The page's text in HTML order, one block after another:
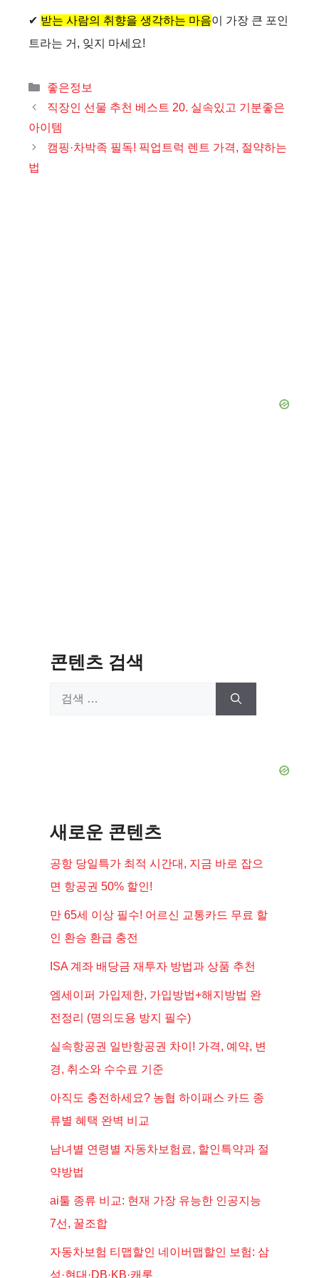
✔ 받는 사람의 취향을 생각하는 마음이 가장 큰 포인
트라는 거, 잊지 마세요!
카
테
리
좋은정보
직장인 선물 추천 베스트 20. 실속있고 기분좋은
아이템
캠핑·차박족 필독! 픽업트럭 렌트 가격, 절약하는
법
콘텐츠 검색
새로운 콘텐츠
공항 당일특가 최적 시간대, 지금 바로 잡으
면 항공권 50% 할인!
만 65세 이상 필수! 어르신 교통카드 무료 할
인 환승 환급 충전
ISA 계좌 배당금 재투자 방법과 상품 추천
엠세이퍼 가입제한, 가입방법+해지방법 완
전정리 (명의도용 방지 필수)
실속항공권 일반항공권 차이! 가격, 예약, 변
경, 취소와 수수료 기준
아직도 충전하세요? 농협 하이패스 카드 종
류별 혜택 완벽 비교
남녀별 연령별 자동차보험료, 할인특약과 절
약방법
ai툴 종류 비교: 현재 가장 유능한 인공지능
7선, 꿀조합
자동차보험 티맵할인 네이버맵할인 보험: 삼
성·현대·DB·KB·캐롯